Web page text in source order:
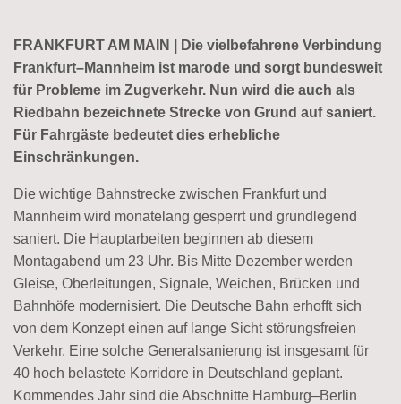
FRANKFURT AM MAIN | Die vielbefahrene Verbindung
Frankfurt–Mannheim ist marode und sorgt bundesweit
für Probleme im Zugverkehr. Nun wird die auch als
Riedbahn bezeichnete Strecke von Grund auf saniert.
Für Fahrgäste bedeutet dies erhebliche
Einschränkungen.
Die wichtige Bahnstrecke zwischen Frankfurt und
Mannheim wird monatelang gesperrt und grundlegend
saniert. Die Hauptarbeiten beginnen ab diesem
Montagabend um 23 Uhr. Bis Mitte Dezember werden
Gleise, Oberleitungen, Signale, Weichen, Brücken und
Bahnhöfe modernisiert. Die Deutsche Bahn erhofft sich
von dem Konzept einen auf lange Sicht störungsfreien
Verkehr. Eine solche Generalsanierung ist insgesamt für
40 hoch belastete Korridore in Deutschland geplant.
Kommendes Jahr sind die Abschnitte Hamburg–Berlin